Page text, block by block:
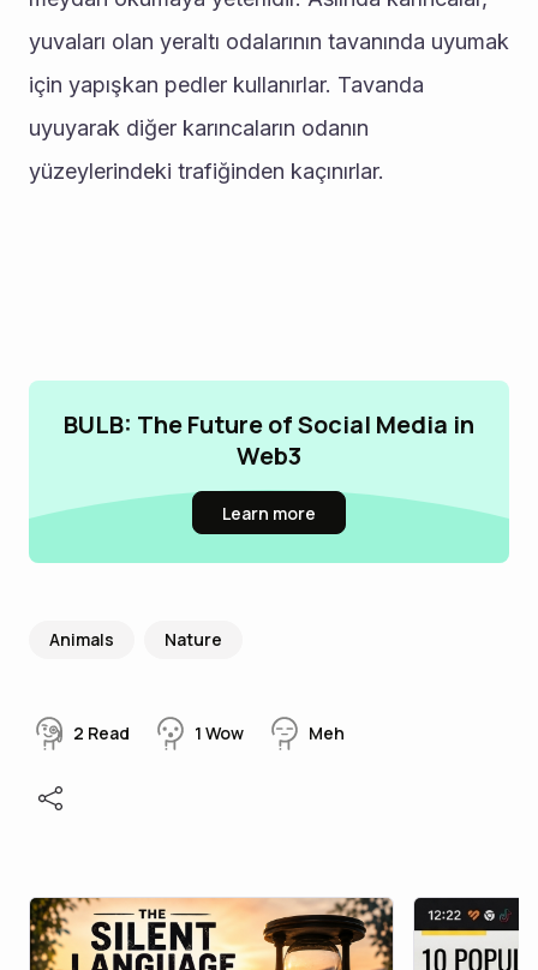
yuvaları olan yeraltı odalarının tavanında uyumak
için yapışkan pedler kullanırlar. Tavanda
uyuyarak diğer karıncaların odanın
yüzeylerindeki trafiğinden kaçınırlar.
BULB: The Future of Social Media in
Web3
Learn more
Animals Nature
2 Read 1 Wow Meh